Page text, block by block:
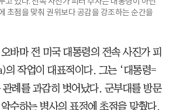
초점을 맞춰 권위보다 공감을 강조하는 순간을
바마 전 미국 대통령의 전속 사진가 피
의 작업이 대표적이다. 그는 ‘대통령=
례를 과감히 벗어났다. 군부대를 방문
수하는 병사의 표정에 초점을 맞췄다.